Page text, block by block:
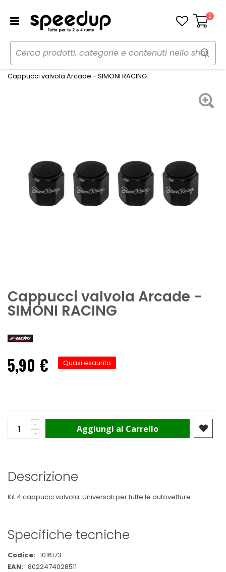
Carrello
0
Home Auto
Gomme, cerchi e freni
Cerchi - Accessori
Cappucci valvola Arcade - SIMONI RACING
Cappucci valvola Arcade -
SIMONI RACING
5,90 € Quasi esaurito
Aggiungi al Carrello
Descrizione
Kit 4 cappucci valvola. Universali per tutte le autovetture
Specifiche tecniche
Maggiori
Informazioni
1016173
8022474028511